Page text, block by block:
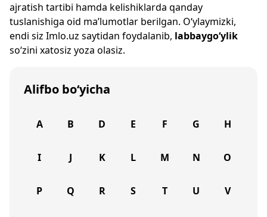
ajratish tartibi hamda kelishiklarda qanday
tuslanishiga oid ma’lumotlar berilgan. O‘ylaymizki,
endi siz Imlo.uz saytidan foydalanib, labbaygo‘ylik
so‘zini xatosiz yoza olasiz.
Alifbo bo‘yicha
A B D E F G H
I J K L M N O
P Q R S T U V